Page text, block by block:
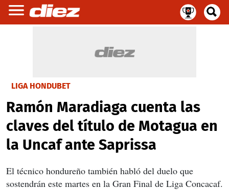
LIGA HONDUBET
Ramón Maradiaga cuenta las
claves del título de Motagua en
la Uncaf ante Saprissa
El técnico hondureño también habló del duelo que
sostendrán este martes en la Gran Final de Liga Concacaf.